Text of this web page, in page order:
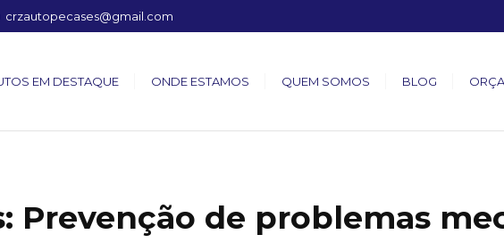
crzautopecases@gmail.com
EM DESTAQUE ONDE ESTAMOS QUEM SOMOS BLOG
Prevenção de problemas